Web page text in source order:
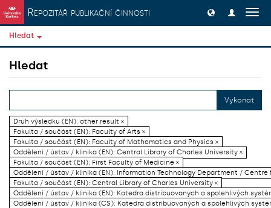
Přeskočit na obsah
Repozitář publikační činnosti
Hledat
Hledat
Vykonat
Druh výsledku (EN): other result ×
Fakulta / součást (EN): Faculty of Arts ×
Fakulta / součást (EN): Faculty of Mathematics and Physics ×
Oddělení / ústav / klinika (EN): Central Library of Charles University ×
Fakulta / součást (EN): First Faculty of Medicine ×
Oddělení / ústav / klinika (EN): Information Technology Department / Centre
Fakulta / součást (EN): Central Library of Charles University ×
Oddělení / ústav / klinika (EN): Katedra distribuovaných a spolehlivých
Oddělení / ústav / klinika (CS): Katedra distribuovaných a spolehlivých